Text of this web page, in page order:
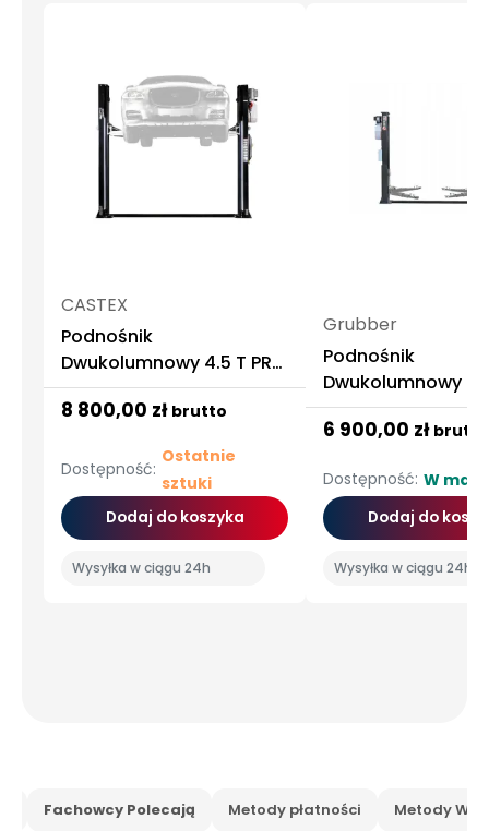
CASTEX
Podnośnik
Dwukolumnowy 4.5 T PRO
3+3 Automatyczny LED
Castex
8 800,00 zł brutto
Dostępność:
Ostatnie
sztuki
Dodaj do koszyka
Wysyłka w ciągu 24h
Grubber
Podnośnik
Dwukolumnowy
Automatyczny
400V Grubber
6 900,00 zł brutto
Dostępność: W
Dodaj do
Wysyłka w ciągu 24h
Fachowcy Polecają Metody płatności Metody